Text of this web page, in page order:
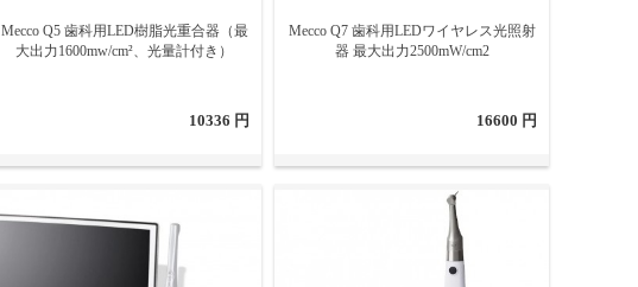
Mecco Q5 歯科用LED樹脂光重合器（最
大出力1600mw/cm²、光量計付き）
10336 円
Mecco Q7 歯科用LEDワイヤレス光照射
器 最大出力2500mW/cm2
16600 円